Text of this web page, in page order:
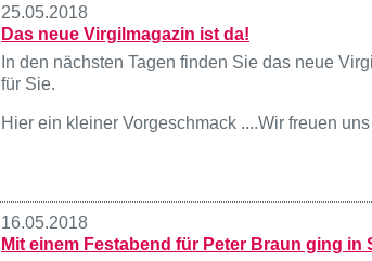
25.05.2018
Das neue Virgilmagazin ist da!
In den nächsten Tagen finden Sie das neue
für Sie.
Hier ein kleiner Vorgeschmack ....Wir freuen
16.05.2018
Mit einem Festabend für Peter Braun ging in